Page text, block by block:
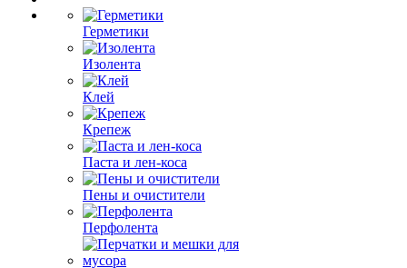
Герметики
Изолента
Клей
Крепеж
Паста и лен-коса
Пены и очистители
Перфолента